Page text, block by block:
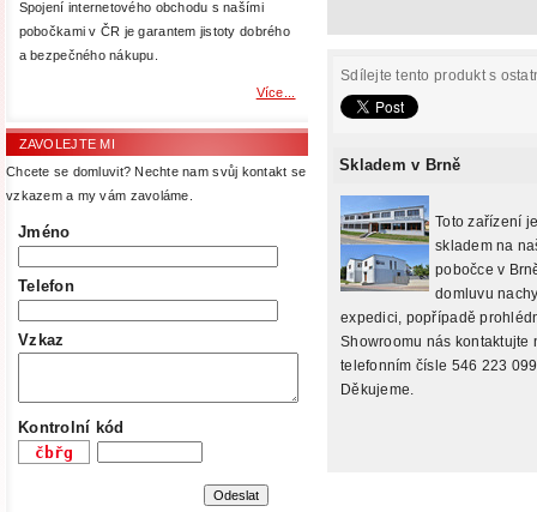
Spojení internetového obchodu s našími
pobočkami v ČR je garantem jistoty dobrého
a bezpečného nákupu.
Více...
ZAVOLEJTE MI
Chcete se domluvit? Nechte nam svůj kontakt se
vzkazem a my vám zavoláme.
Jméno
Telefon
Vzkaz
Kontrolní kód
Sdílejte tento produkt s
Skladem v Brně
Toto zařízení
skladem na
pobočce v
domluvu
expedici, popřípadě
Showroomu nás kontaktujte
telefonním čísle 546 223
Děkujeme.